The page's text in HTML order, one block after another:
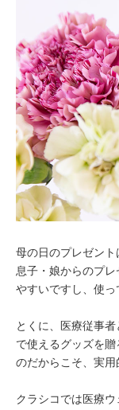
母の日のプレゼント
息子・娘からのプ
やすいですし、使っ
とくに、医療従事
で使えるグッズを
のだからこそ、実用
クラシコでは医療